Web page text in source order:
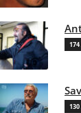
174
130